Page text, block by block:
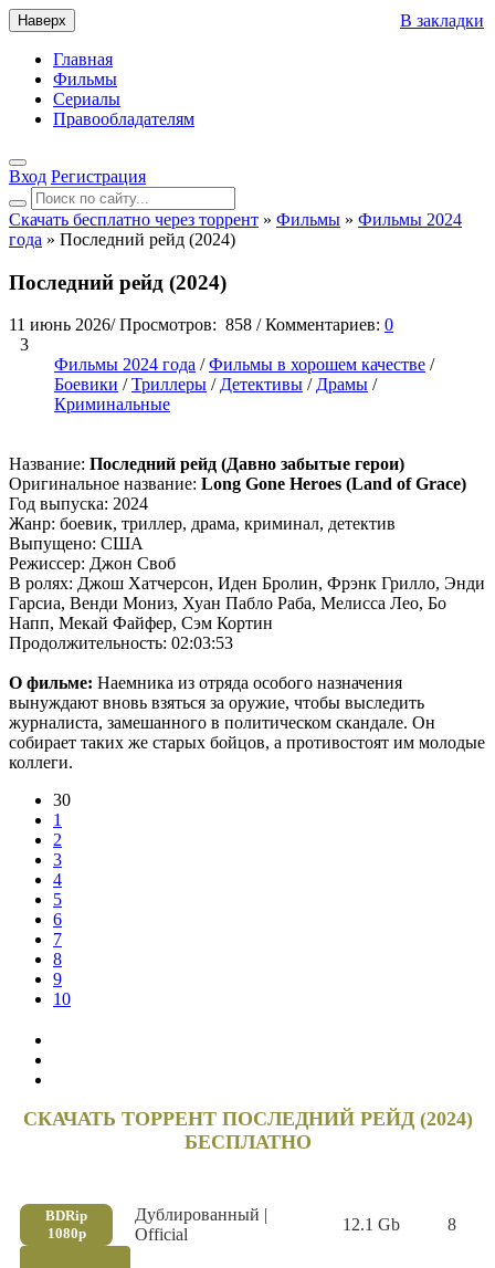
Наверх
Главная
Фильмы
Сериалы
Правообладателям
Вход Регистрация
Скачать бесплатно через торрент » Фильмы » Фильмы 2024
года » Последний рейд (2024)
Последний рейд (2024)
В закладки
11 июнь 2026/ Просмотров: 858 / Комментариев: 0
3
Фильмы 2024 года /Фильмы в хорошем качестве /
Боевики /Триллеры /Детективы /Драмы /
Криминальные
Название: Последний рейд (Давно забытые герои)
Оригинальное название: Long Gone Heroes (Land of Grace)
Год выпуска: 2024
Жанр: боевик, триллер, драма, криминал, детектив
Выпущено: США
Режиссер: Джон Своб
В ролях: Джош Хатчерсон, Иден Бролин, Фрэнк Грилло, Энди
Гарсиа, Венди Мониз, Хуан Пабло Раба, Мелисса Лео, Бо
Напп, Мекай Файфер, Сэм Кортин
Продолжительность: 02:03:53
О фильме: Наемника из отряда особого назначения
вынуждают вновь взяться за оружие, чтобы выследить
журналиста, замешанного в политическом скандале. Он
собирает таких же старых бойцов, а противостоят им молодые
коллеги.
30
1
2
3
4
5
6
7
8
9
10
СКАЧАТЬ ТОРРЕНТ ПОСЛЕДНИЙ РЕЙД (2024)
БЕСПЛАТНО
BDRip
1080p
Дублированный |
Official
12.1 Gb 8